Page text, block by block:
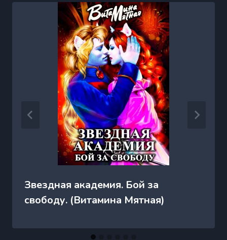
Звездная академия. Бой за
свободу. (Витамина Мятная)